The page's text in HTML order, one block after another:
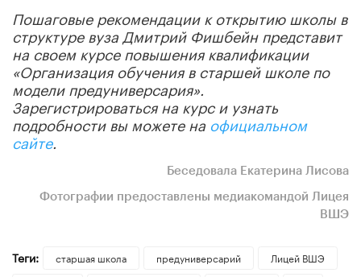
Пошаговые рекомендации к открытию школы в
структуре вуза Дмитрий Фишбейн представит
на своем курсе повышения квалификации
«Организация обучения в старшей школе по
модели предуниверсария».
Зарегистрироваться на курс и узнать
подробности вы можете на официальном
сайте.
Беседовала Екатерина Лисова
Фотографии предоставлены медиакомандой Лицея
ВШЭ
Теги: старшая школа предуниверсарий
Лицей ВШЭ